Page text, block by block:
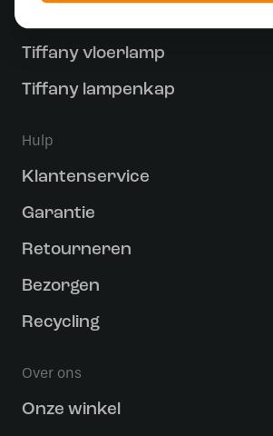
Tiffany vloerlamp
Tiffany lampenkap
Hulp
Klantenservice
Garantie
Retourneren
Bezorgen
Recycling
Over ons
Onze winkel